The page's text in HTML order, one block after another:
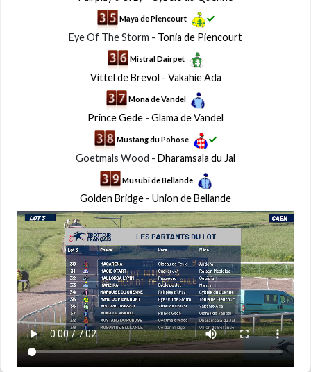
Maya de Piencourt
Eye Of The Storm - Tonia de Piencourt
Mistral Dairpet
Vittel de Brevol - Vakahie Ada
Mona de Vandel
Prince Gede - Glama de Vandel
Mustang du Pohose
Goetmals Wood - Dharamsala du Jal
Musubi de Bellande
Golden Bridge - Union de Bellande